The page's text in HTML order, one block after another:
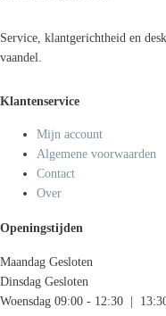
Service, klantgerichtheid en
vaandel.
Klantenservice
Mijn account
Algemene voorwaarden
Contact
Over
Openingstijden
Maandag Gesloten
Dinsdag Gesloten
Woensdag 09:00 - 12:30 |